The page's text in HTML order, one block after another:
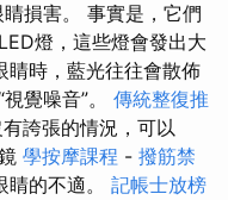
損害。 事實是，它們
燈，這些燈會發出大
睛時，藍光往往會散佈
覺噪音”。 傳統整復推
誇張的情況，可以
學按摩課程 - 撥筋禁
的不適。 記帳士放榜